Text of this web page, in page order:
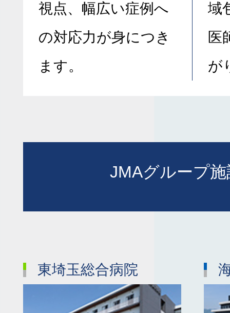
視点、幅広い症例へ
の対応力が身につき
ます。
域
医
が
JMAグループ
東埼玉総合病院